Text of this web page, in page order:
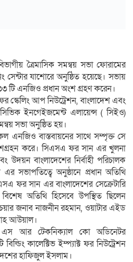
ত্রৈমাসিক সমন্বয় সভা ফোরামের
সেন্টার যাশোরে অনুষ্ঠিত হয়েছে। সভায়
টি এনজিও প্রধান অংশ গ্রহণ করেন।
স্কেলিং আপ নিউট্রেশন, বাংলাদেশ এবং
ইনগেইজমেন্ট এলায়েন্স ( সিইও)
সভা অনুষ্ঠিত হয়।
এনজিও বাস্তবায়নের সাথে সম্পৃক্ত সে
করে। সিএসএ ফর সান এর খুলনা
উদয়ন বাংলাদেশের নির্বাহী পরিচালক
সভাপতিত্বে অনুষ্ঠানে প্রধান অতিথি
ফর সান এর বাংলাদেশের সেক্রেটারি
অতিথি হিসেবে উপস্থিত ছিলেন
জনাব নাজনীন রহমান, ওয়াটার এইড
আউয়াল।
এস আর টেকনিক্যাল কো অডিনেটর
কালেক্টিভ ইম্প্যাক্ট ফর নিউট্রেশন
হাফিজুল ইসলাম।